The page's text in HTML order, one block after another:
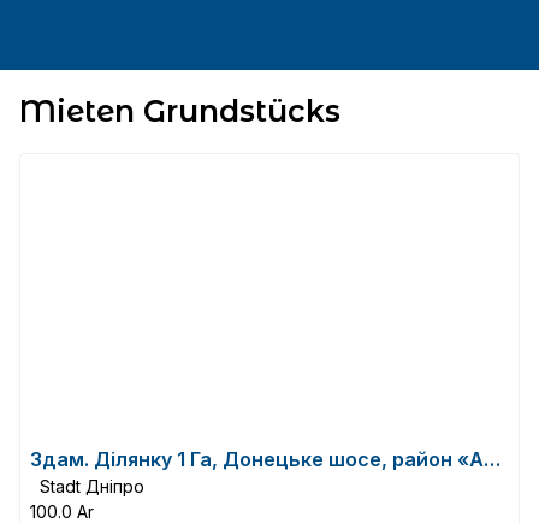
Mieten Grundstücks
Здам. Ділянку 1 Га, Донецьке шосе, район «Агро-Союз».
Stadt Дніпро
100.0 Ar